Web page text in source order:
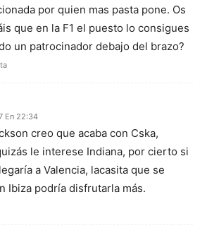
por quien mas pasta pone. Os
que en la F1 el puesto lo consigues
un patrocinador debajo del brazo?
En 22:34
creo que acaba con Cska,
le interese Indiana, por cierto si
a Valencia, lacasita que se
Ibiza podría disfrutarla más.